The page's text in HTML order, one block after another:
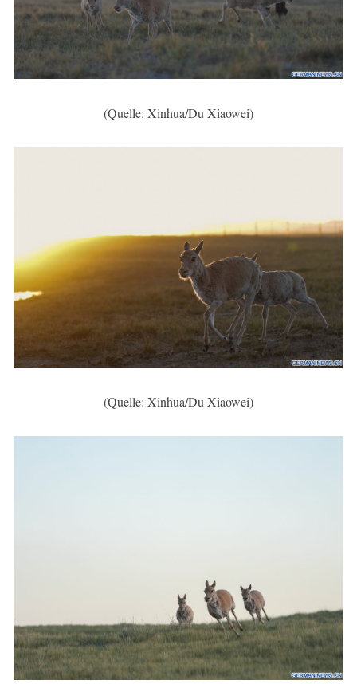
(Quelle: Xinhua/Du Xiaowei)
(Quelle: Xinhua/Du Xiaowei)